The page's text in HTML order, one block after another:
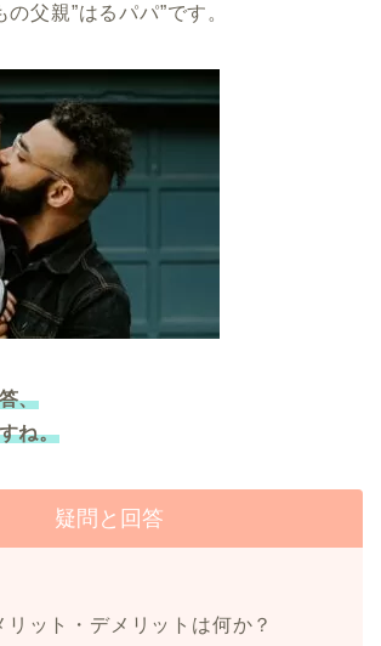
父親”はるパパ”です。
、
ね。
疑問と回答
ット・デメリットは何か？